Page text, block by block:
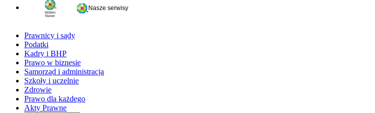
Nasze serwisy
Prawnicy i sądy
Podatki
Kadry i BHP
Prawo w biznesie
Samorząd i administracja
Szkoły i uczelnie
Zdrowie
Prawo dla każdego
Akty Prawne